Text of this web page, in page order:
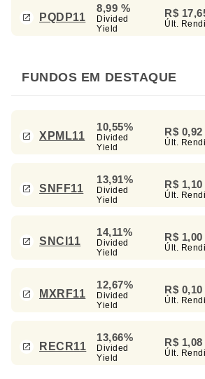
PQDP11
8,99 %
Divided
Yield
R$
Últ.
FUNDOS EM DESTAQUE
XPML11
10,55%
Divided
Yield
R$ 0,92
Últ.
SNFF11
13,91%
Divided
Yield
R$ 1,10
Últ.
SNCI11
14,11%
Divided
Yield
R$ 1,00
Últ.
MXRF11
12,67%
Divided
Yield
R$ 0,10
Últ.
RECR11
13,66%
Divided
Yield
R$ 1,08
Últ.